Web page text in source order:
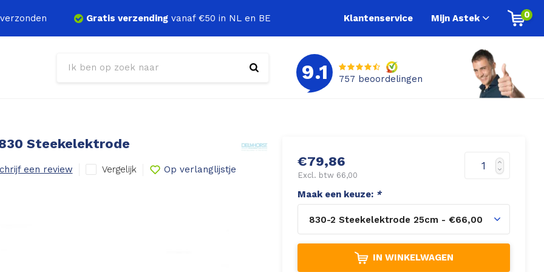
verzonden Gratis verzending vanaf €50 in NL en BE Klantenservice Mijn Astek 0
9.1 757 beoordelingen
Steekelektrode
een review Vergelijk Op verlanglijstje
€79,86
Excl. btw 66,00
Maak een keuze: *
830-2 Steekelektrode 25cm - €66,00
IN WINKELWAGEN